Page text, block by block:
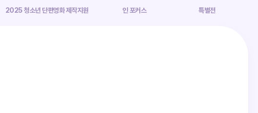
2025 청소년 단편영화 제작지원 인 포커스 특별전